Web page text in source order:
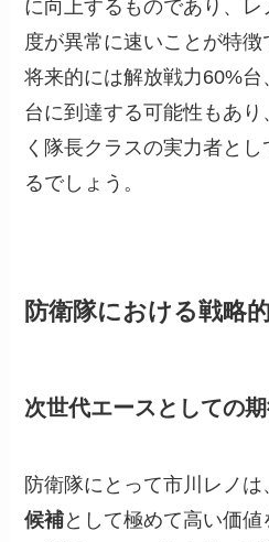
に向上するものであり、
度が異常に速いことが特徴
将来的には解放戦力60%
台に到達する可能性もあ
く隊長クラスの実力者と
るでしょう。
防衛隊における戦略
次世代エースとしての
防衛隊にとって市川レノは
候補として極めて高い価